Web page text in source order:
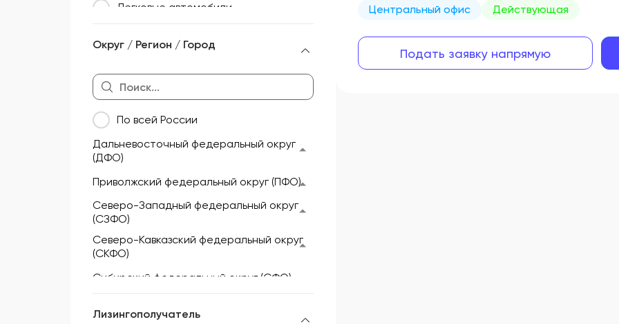
Легковые автомобили
активного отдыха
Недвижимость
Оборудование
Прицепы и полуприцепы
Сельскохозяйственная техника
Складская техника
Округ / Регион / Город
По всей России
Дальневосточный федеральный округ
(ДФО)
Приволжский федеральный округ (ПФО)
Северо-Западный федеральный округ
(СЗФО)
Северо-Кавказский федеральный округ
(СКФО)
Сибирский федеральный округ (СФО)
Лизингополучатель
Центральный офис Действующая
Подать заявку напрямую